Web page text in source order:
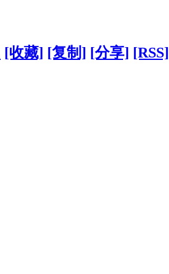
[收藏] [复制] [分享] [RSS]